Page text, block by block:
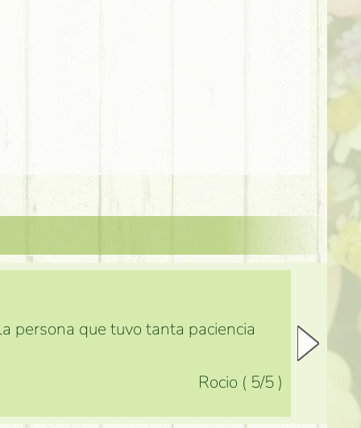
persona que tuvo tanta paciencia
Rocio ( 5/5 )